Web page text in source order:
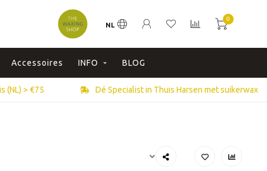
NL
0
Accessoires INFO BLOG
(NL) > €75 Dé Specialist in Thuis Harsen met suikerwax